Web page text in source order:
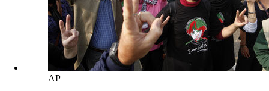
AP